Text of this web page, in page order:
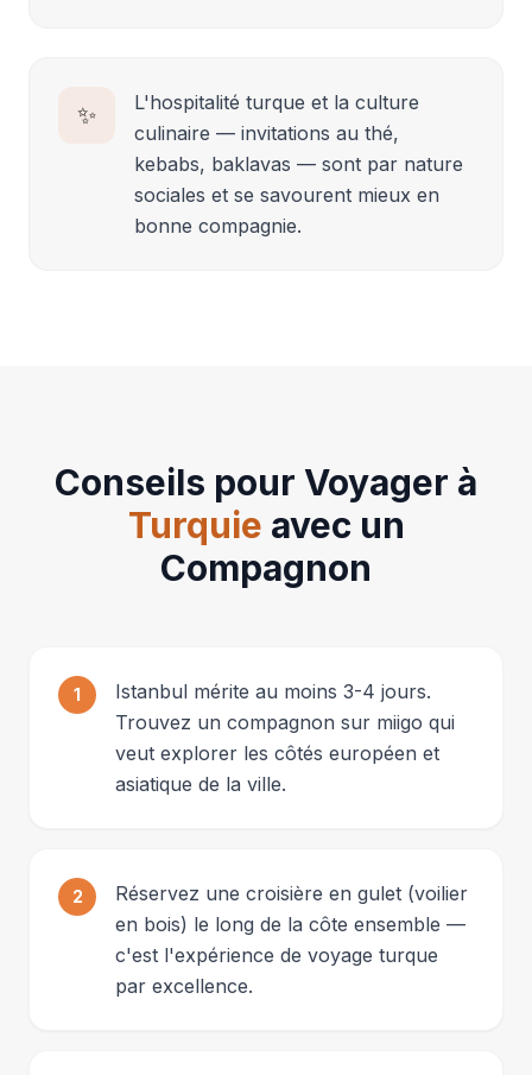
✨
L'hospitalité turque et la culture
culinaire — invitations au thé,
kebabs, baklavas — sont par nature
sociales et se savourent mieux en
bonne compagnie.
Conseils pour Voyager à
Turquie avec un
Compagnon
1
Istanbul mérite au moins 3-4 jours.
Trouvez un compagnon sur miigo qui
veut explorer les côtés européen et
asiatique de la ville.
2
Réservez une croisière en gulet (voilier
en bois) le long de la côte ensemble —
c'est l'expérience de voyage turque
par excellence.